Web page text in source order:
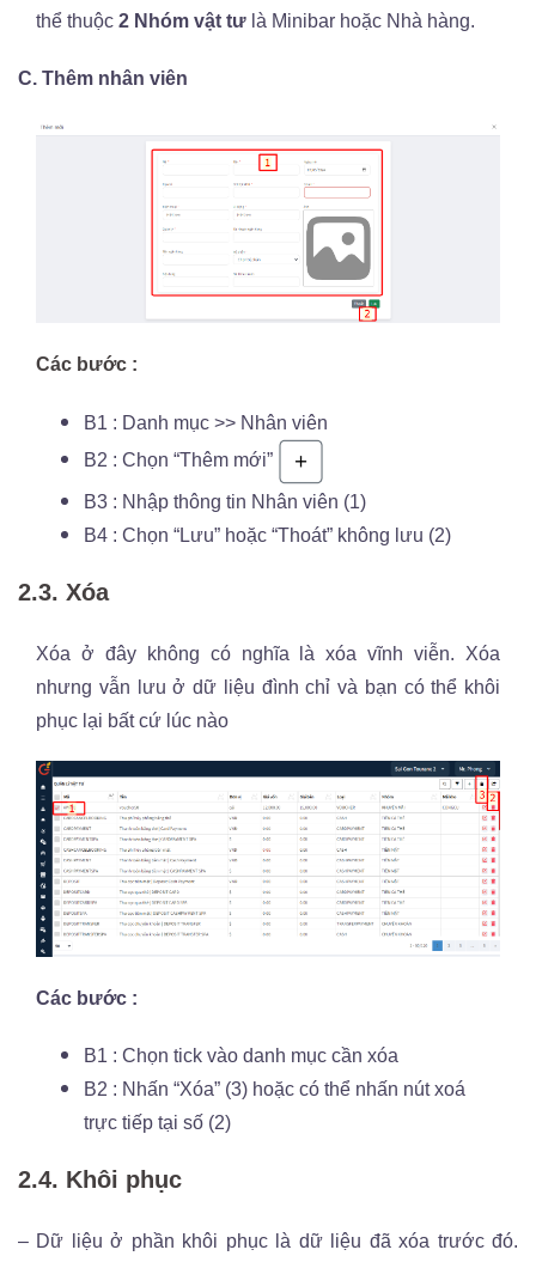
thể thuộc 2 Nhóm vật tư là Minibar hoặc Nhà hàng.
C. Thêm nhân viên
Các bước :
B1 : Danh mục >> Nhân viên
B2 : Chọn “Thêm mới”
B3 : Nhập thông tin Nhân viên (1)
B4 : Chọn “Lưu” hoặc “Thoát” không lưu (2)
2.3. Xóa
Xóa ở đây không có nghĩa là xóa vĩnh viễn. Xóa
nhưng vẫn lưu ở dữ liệu đình chỉ và bạn có thể khôi
phục lại bất cứ lúc nào
Các bước :
B1 : Chọn tick vào danh mục cần xóa
B2 : Nhấn “Xóa” (3) hoặc có thể nhấn nút xoá
trực tiếp tại số (2)
2.4. Khôi phục
– Dữ liệu ở phần khôi phục là dữ liệu đã xóa trước đó.